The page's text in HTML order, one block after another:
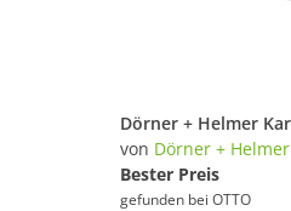
von Dörner + Helmer
Bester Preis
gefunden bei OTTO